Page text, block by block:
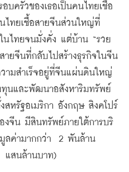
ครัวของเธอเป็นคนไทยเชื้อ
ไทยเชื้อสายจีนส่วนใหญ่ที่
ในไทยจนมั่งคั่ง แต่บ้าน “รวย
สายจีนที่กลับไปสร้างธุรกิจในจีน
ามสำเร็จอยู่ที่จีนแผ่นดินใหญ่
ทุนและพัฒนาอสังหาริมทรัพย์
สหรัฐอเมริกา อังกฤษ สิงคโปร์
งจีน มีสินทรัพย์ภายใต้การบริ
ลค่ามากกว่า  2 พันล้าน
แสนล้านบาท)